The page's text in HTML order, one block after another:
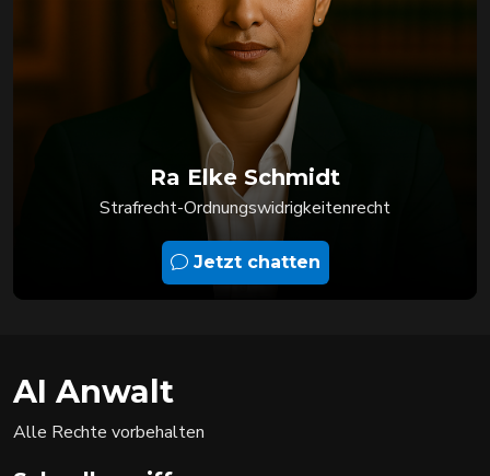
Ra Elke Schmidt
Strafrecht-Ordnungswidrigkeitenrecht
Jetzt chatten
AI Anwalt
Alle Rechte vorbehalten